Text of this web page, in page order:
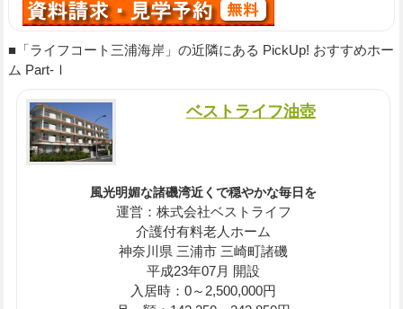
■「ライフコート三浦海岸」の近隣にある PickUp! おすすめホー
ム Part-Ⅰ
ベストライフ油壺
風光明媚な諸磯湾近くで穏やかな毎日を
運営：株式会社ベストライフ
介護付有料老人ホーム
神奈川県 三浦市 三崎町諸磯
平成23年07月 開設
入居時：0～2,500,000円